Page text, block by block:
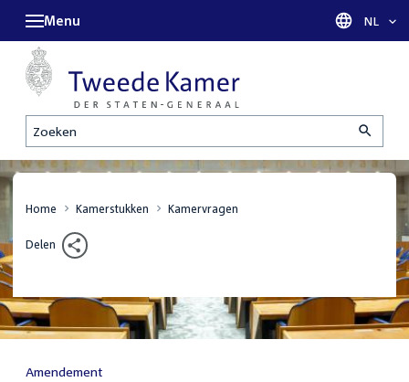
Zoeken
Menu Taal
NL
Home Kamerstukken Kamervragen
Delen
Amendement